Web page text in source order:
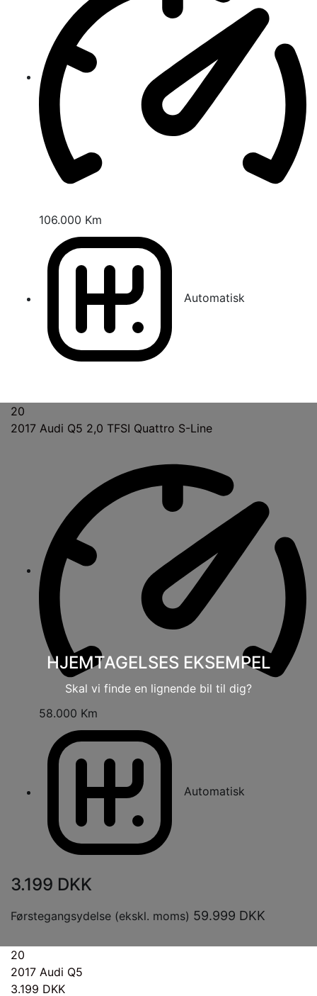
106.000 Km
Automatisk
20
HJEMTAGELSES EKSEMPEL
Skal vi finde en lignende bil til dig?
2017 Audi Q5 2,0 TFSI Quattro S-Line
58.000 Km
Automatisk
3.199 DKK
Førstegangsydelse (ekskl. moms) 59.999 DKK
20
2017 Audi Q5
3.199 DKK